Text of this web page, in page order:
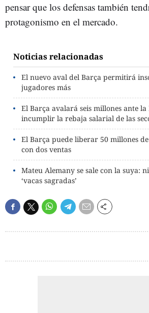
pensar que los defensas también
protagonismo en el mercado.
Noticias relacionadas
El nuevo aval del Barça permitirá
jugadores más
El Barça avalará seis millones ante
incumplir la rebaja salarial de las
El Barça puede liberar 50 millones
con dos ventas
Mateu Alemany se sale con la suya:
‘vacas sagradas’